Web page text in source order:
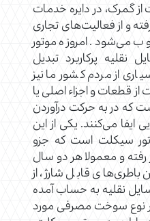
گمرک، در دایره خدمات
و از فعالیت‌های تجاری
می‌شود. امروزه موتور
پرکاربرد تبدیل
از مردم کشور ما نیز
از قطعات و اجزاء اصلی یا
که در به حرکت درآوردن
ایفا می‌کنند. یکی از این
سیکلت است که جزو
و معمولا هر دو سال
قابل شارژ، از
نقلیه به حساب آمده
نوع سوخت مصرفی مورد